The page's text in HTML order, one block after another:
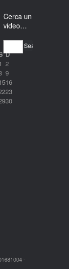
D
2
9
16
23
30
Cerca un
video…
-